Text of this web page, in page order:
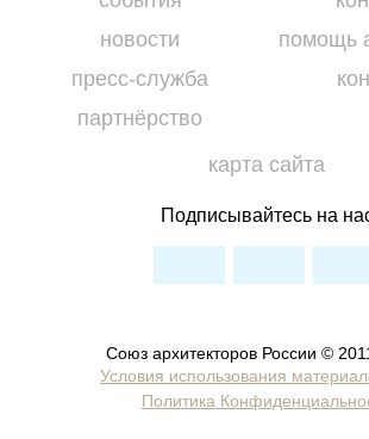
новости
пресс-служба
партнёрство
помощь
карта сайта
Подписывайтесь на
Союз архитекторов России ©
Условия использования
Политика